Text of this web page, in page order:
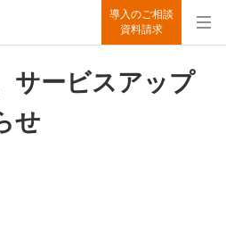
導入のご相談
資料請求
サービスアップ
せ